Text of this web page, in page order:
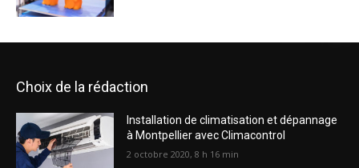
Choix de la rédaction
Installation de climatisation et dépannage
à Montpellier avec Climacontrol
2 octobre 2020, 8 h 16 min